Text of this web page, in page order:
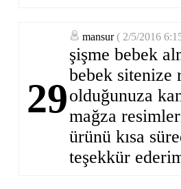
29
mansur ( 2/5/2016
şişme bebek
bebek sitenize
olduğunuza
mağza
ürünü kısa
teşekkür